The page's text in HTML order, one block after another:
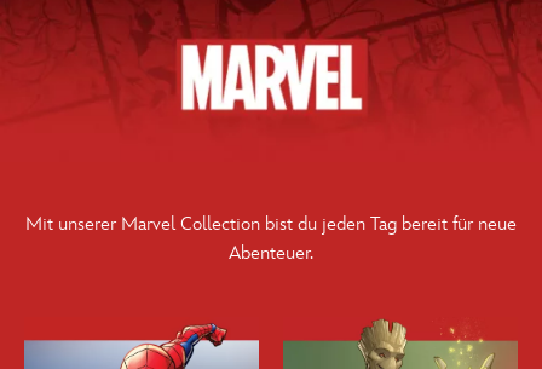
Mit unserer Marvel Collection bist du jeden Tag bereit für neue
Abenteuer.